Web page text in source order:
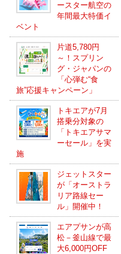
ースター航空の
年間最大特価イ
ベント
片道5,780円
～！スプリン
グ・ジャパンの
「心弾む“食
旅”応援キャンペーン」
トキエアが7月
搭乗分対象の
「トキエアサマ
ーセール」を実
施
ジェットスター
が「オーストラ
リア路線セー
ル」開催中！
エアプサンが高
松－釜山線で最
大6,000円OFF